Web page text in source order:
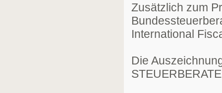
Zusätzlich zum
International
Die